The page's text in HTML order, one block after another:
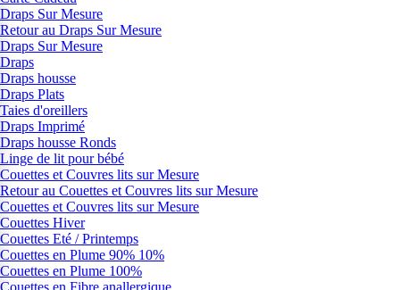
Draps Sur Mesure
Retour au Draps Sur Mesure
Draps Sur Mesure
Draps
Draps housse
Draps Plats
Taies d'oreillers
Draps Imprimé
Draps housse Ronds
Linge de lit pour bébé
Couettes et Couvres lits sur Mesure
Retour au Couettes et Couvres lits sur Mesure
Couettes et Couvres lits sur Mesure
Couettes Hiver
Couettes Eté / Printemps
Couettes en Plume 90% 10%
Couettes en Plume 100%